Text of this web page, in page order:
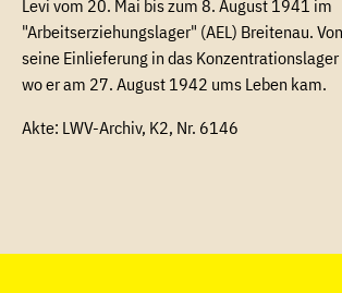
Levi vom 20. Mai bis zum 8. August 1941 im
"Arbeitserziehungslager" (AEL) Breitenau.
seine Einlieferung in das Konzentrationslager
wo er am 27. August 1942 ums Leben kam.
Akte: LWV-Archiv, K2, Nr. 6146